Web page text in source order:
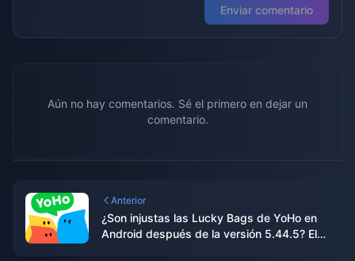
Enviar comentario
Aún no hay comentarios. Sé el primero en dejar un
comentario.
Anterior
¿Son injustas las Lucky Bags de YoHo en
Android después de la versión 5.44.5? El